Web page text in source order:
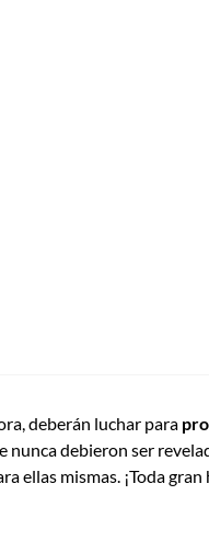
deberán luchar para
nunca debieron ser
ellas mismas. ¡Toda